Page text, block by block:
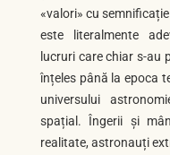
«valori» cu
este literalmente
lucruri care chiar s-au
înțeles până la epoca
universului
spațial. Îngerii și
realitate, astronauți